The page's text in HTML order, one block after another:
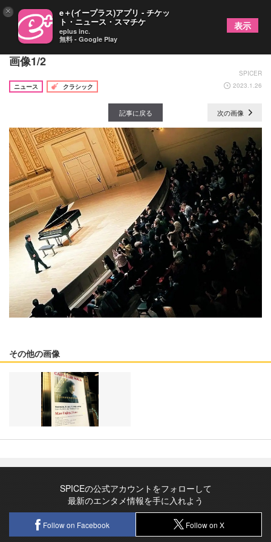
ピアニスト藤田真央がカーネギーホールデビューの
画像1/2
SPICER
ニュース
クラシック 2023.1.26
記事に戻る 次の画像
その他の画像
SPICEの公式アカウントをフォローして
最新のエンタメ情報を手に入れよう
Follow on Facebook Follow on X
× e＋(イープラス)アプリ - チケッ
ト・ニュース・スマチケ
eplus inc.
無料 - Google Play
表示